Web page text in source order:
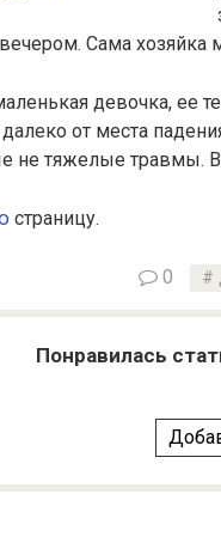
Сама
девочка, ее
от места
не тяжелые травмы.
страницу.
0
Понравилась